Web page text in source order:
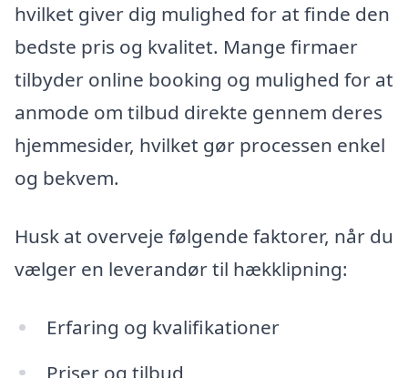
hvilket giver dig mulighed for at finde den
bedste pris og kvalitet. Mange firmaer
tilbyder online booking og mulighed for at
anmode om tilbud direkte gennem deres
hjemmesider, hvilket gør processen enkel
og bekvem.
Husk at overveje følgende faktorer, når du
vælger en leverandør til hækklipning:
Erfaring og kvalifikationer
Priser og tilbud